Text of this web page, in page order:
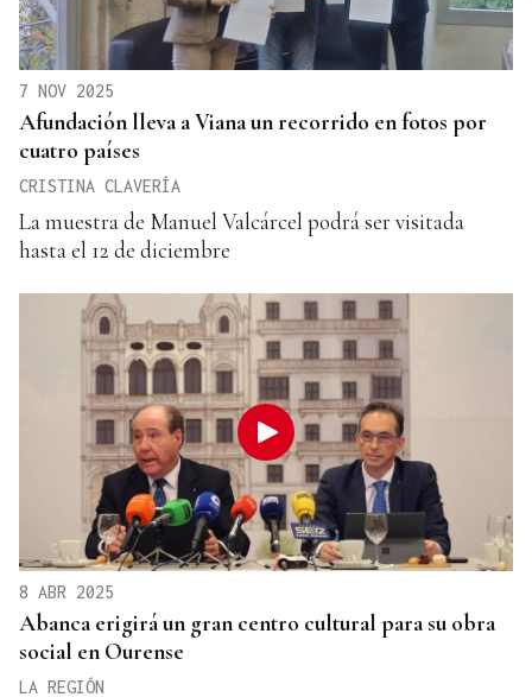
7 NOV 2025
Afundación lleva a Viana un recorrido en fotos por
cuatro países
CRISTINA CLAVERÍA
La muestra de Manuel Valcárcel podrá ser visitada
hasta el 12 de diciembre
8 ABR 2025
Abanca erigirá un gran centro cultural para su obra
social en Ourense
LA REGIÓN